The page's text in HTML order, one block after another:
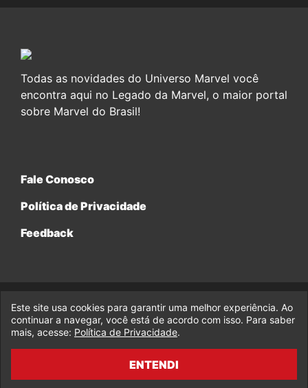
Todas as novidades do Universo Marvel você
encontra aqui no Legado da Marvel, o maior portal
sobre Marvel do Brasil!
Fale Conosco
Política de Privacidade
Feedback
© 2017-2026 Legado da Marvel, uma empresa da Legado
Enterprises.
fabiolobo
Este site usa cookies para garantir uma melhor experiência. Ao
continuar a navegar, você está de acordo com isso. Para saber
mais, acesse: Política de Privacidade.
ENTENDI